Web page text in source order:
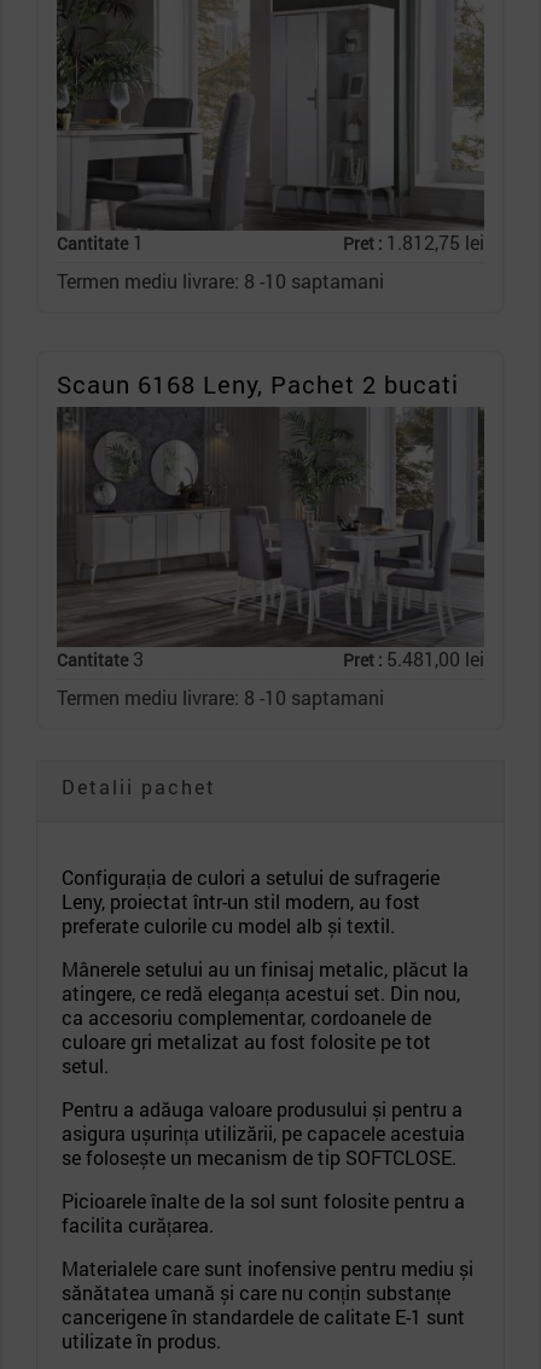
Cantitate1 Pret : 1.812,75 lei
Termen mediu livrare: 8 -10 saptamani
Scaun 6168 Leny, Pachet 2 bucati
Cantitate3 Pret : 5.481,00 lei
Termen mediu livrare: 8 -10 saptamani
Detalii pachet
Configurația de culori a setului de sufragerie
Leny, proiectat într-un stil modern, au fost
preferate culorile cu model alb și textil.
Mânerele setului au un finisaj metalic, plăcut la
atingere, ce redă eleganța acestui set. Din nou,
ca accesoriu complementar, cordoanele de
culoare gri metalizat au fost folosite pe tot
setul.
Pentru a adăuga valoare produsului și pentru a
asigura ușurința utilizării, pe capacele acestuia
se folosește un mecanism de tip SOFTCLOSE.
Picioarele înalte de la sol sunt folosite pentru a
facilita curățarea.
Materialele care sunt inofensive pentru mediu și
sănătatea umană și care nu conțin substanțe
cancerigene în standardele de calitate E-1 sunt
utilizate în produs.